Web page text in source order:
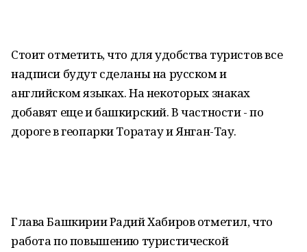
Стоит отметить, что для удобства туристов все
надписи будут сделаны на русском и
английском языках. На некоторых знаках
добавят еще и башкирский. В частности - по
дороге в геопарки Торатау и Янган-Тау.
Глава Башкирии Радий Хабиров отметил, что
работа по повышению туристической